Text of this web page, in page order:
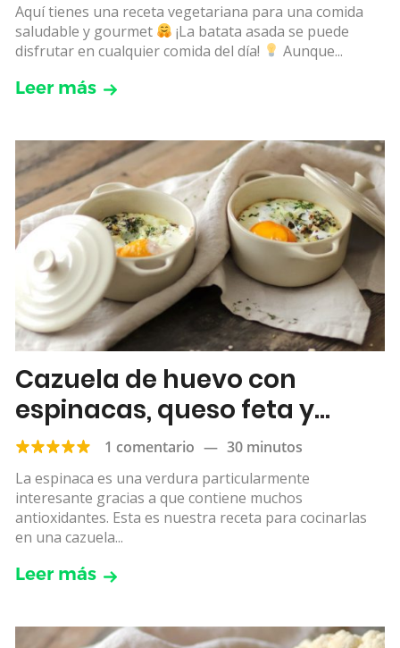
Aquí tienes una receta vegetariana para una comida
saludable y gourmet
¡La batata asada se puede
disfrutar en cualquier comida del día!
Aunque...
Leer más
Cazuela de huevo con
espinacas, queso feta y
quínoa1 comentario — 30 minutos
La espinaca es una verdura particularmente
interesante gracias a que contiene muchos
antioxidantes. Esta es nuestra receta para cocinarlas
en una cazuela...
Leer más